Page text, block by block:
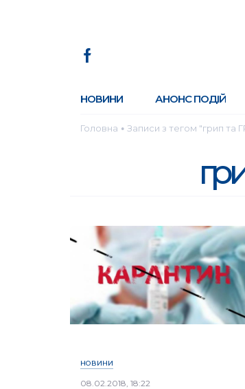
НОВИНИ АНОНС ПОДІЙ
Головна ● Записи з тегом "грип та
НОВИНИ
08.02.2018, 18:22